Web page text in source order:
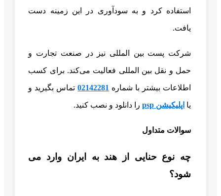
استفاده کرد و به سودآوری در این زمینه دست
یافت.
شرکت پست بین المللی نیز در صنعت تجارت و
حمل و نقل بین المللی فعالیت می‌کند. برای کسب
اطلاعات بیشتر با شماره 02142281تماس بگیرید و
یا اپلیکیشن psp را دانلود و نصب کنید.
سوالات متداول
چه نوع حنایی از هند به ایران وارد می
شود؟